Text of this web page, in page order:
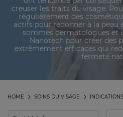
creuser les traits du visage.
régulièrement des
actifs pour redonner à la
sommes dermatologues et
Nanotech pour créer des
extrêmement efficaces qui
fermeté
INDICATIONS
SOINS DU VISAGE
HOME